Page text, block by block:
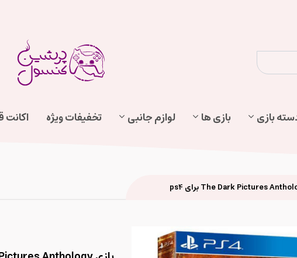
بازی بازی ها لوازم جانبی تخفیفات ویژه اکانت